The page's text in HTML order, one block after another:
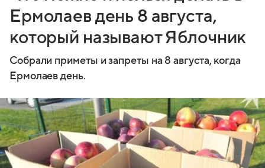
Ермолаев день 8 августа,
который называют Яблочник
Собрали приметы и запреты на 8 августа, когда
Ермолаев день.